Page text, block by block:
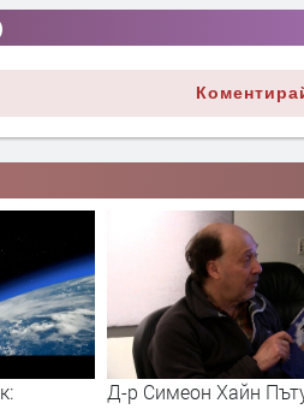
Хайн Пътуване през